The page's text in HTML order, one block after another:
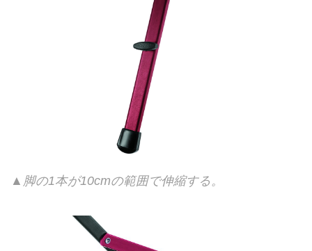
▲脚の1本が10cmの範囲で伸縮する。